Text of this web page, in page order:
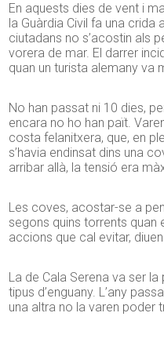
En aquests dies de vent i
la Guàrdia Civil fa una crida
ciutadans no s’acostin als
vorera de mar. El darrer
quan un turista alemany va
No han passat ni 10 dies,
encara no ho han paït.
costa felanitxera, que, en
s’havia endinsat dins una
arribar allà, la tensió era
Les coves, acostar-se a
segons quins torrents
accions que cal evitar,
La de Cala Serena va ser
tipus d’enguany. L’any
una altra no la varen poder